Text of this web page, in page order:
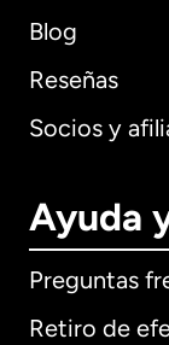
Blog
Reseñas
Socios y
Ayuda
Preguntas
Retiro de